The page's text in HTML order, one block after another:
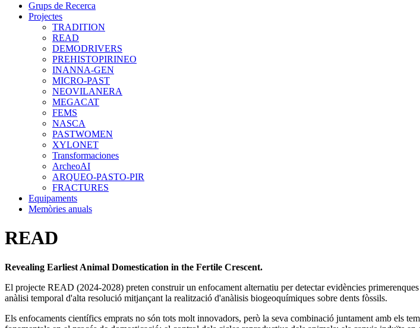
Grups de Recerca
Projectes
TRADITION
READ
DEMODRIVERS
PREHISTOPIRINEO
INANNA-GEN
MICRO-PAST
NEOVILANERA
MEGACAT
FEMS
NASCA
PASTWOMEN
XYLONET
Transformaciones
ArcheoAI
ARQUEO-PASTO-PIR
FRACTURES
Equipaments
Memòries anuals
READ
Revealing Earliest Animal Domestication in the Fertile Crescent.
El projecte READ (2024-2028) preten construir un enfocament alternatiu per detectar evidències
anàlisi temporal d'alta resolució mitjançant la realització d'anàlisis biogeoquímiques sobre dents fòssils.
Els enfocaments científics emprats no són tots molt innovadors, però la seva combinació juntament amb els